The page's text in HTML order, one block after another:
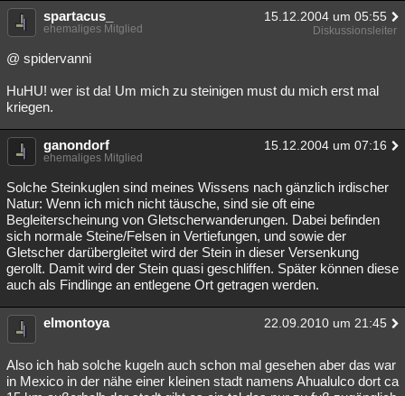
spartacus_ 15.12.2004 um 05:55
ehemaliges Mitglied Diskussionsleiter
@ spidervanni
HuHU! wer ist da! Um mich zu steinigen must du mich erst mal
kriegen.
ganondorf 15.12.2004 um 07:16
ehemaliges Mitglied
Solche Steinkuglen sind meines Wissens nach gänzlich irdischer
Natur: Wenn ich mich nicht täusche, sind sie oft eine
Begleiterscheinung von Gletscherwanderungen. Dabei befinden
sich normale Steine/Felsen in Vertiefungen, und sowie der
Gletscher darübergleitet wird der Stein in dieser Versenkung
gerollt. Damit wird der Stein quasi geschliffen. Später können diese
auch als Findlinge an entlegene Ort getragen werden.
elmontoya 22.09.2010 um 21:45
Also ich hab solche kugeln auch schon mal gesehen aber das war
in Mexico in der nähe einer kleinen stadt namens Ahualulco dort ca